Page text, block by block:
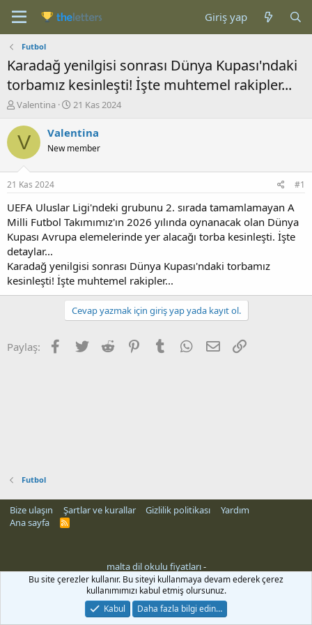
Giriş yap
Futbol
Karadağ yenilgisi sonrası Dünya Kupası'ndaki
torbamız kesinleşti! İşte muhtemel rakipler...
K
n
b
u
u
b
a
ş
l
a
t
a
n
Valentina
B
ş
a
ç
t
a
r
h
i
21 Kas 2024
V Valentina
New member
21 Kas 2024 #1
UEFA Uluslar Ligi'ndeki grubunu 2. sırada tamamlamayan A
Milli Futbol Takımımız'ın 2026 yılında oynanacak olan Dünya
Kupası Avrupa elemelerinde yer alacağı torba kesinleşti. İşte
detaylar...
Karadağ yenilgisi sonrası Dünya Kupası'ndaki torbamız
kesinleşti! İşte muhtemel rakipler...
Cevap yazmak için giriş yap yada kayıt ol.
Paylaş: Facebook
Twitter Reddit PinterestTumblr WhatsApp
E-posta
Futbol
Bize ulaşın Şartlar ve kurallar Gizlilik politikası
Yardım
Ana sayfa
R
malta dil okulu fiyatları-
rehber siteleriBu site çerezler kullanır. Bu siteyi kullanmaya devam ederek çerez
kullanımımızı kabul etmiş olursunuz.
Kabul
Daha fazla bilgi edin…